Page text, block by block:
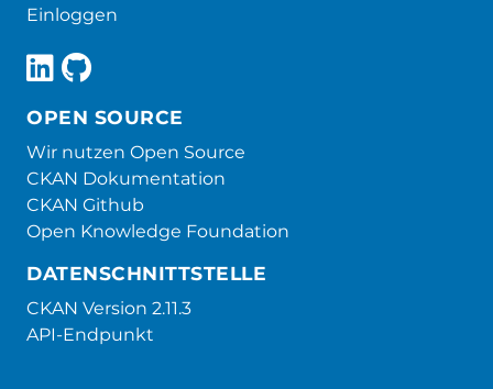
Einloggen
OPEN SOURCE
Wir nutzen Open Source
CKAN Dokumentation
CKAN Github
Open Knowledge Foundation
DATENSCHNITTSTELLE
CKAN Version 2.11.3
API-Endpunkt